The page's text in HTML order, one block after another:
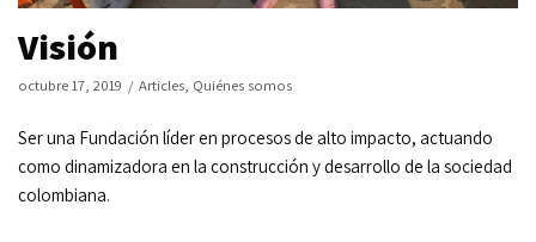
Visión
octubre 17, 2019 Articles, Quiénes somos
Ser una Fundación líder en procesos de alto impacto, actuando
como dinamizadora en la construcción y desarrollo de la sociedad
colombiana.